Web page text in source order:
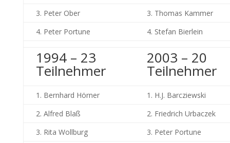
3. Peter Ober
3. Thomas Kammer
4. Peter Portune
4. Stefan Bierlein
1994 – 23
Teilnehmer
2003 – 20
Teilnehmer
1. Bernhard Hörner
1. H.J. Barcziewski
2. Alfred Blaß
2. Friedrich Urbaczek
3. Rita Wollburg
3. Peter Portune